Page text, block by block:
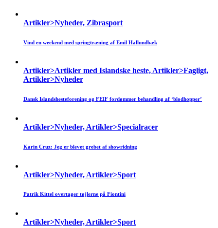
Artikler>Nyheder, Zibrasport
Vind en weekend med springtræning af Emil Hallundbæk
Artikler>Artikler med Islandske heste, Artikler>Fagligt,
Artikler>Nyheder
Dansk Islandshesteforening og FEIF fordømmer behandling af ‘blodhopper’
Artikler>Nyheder, Artikler>Specialracer
Karin Cruz: Jeg er blevet grebet af showridning
Artikler>Nyheder, Artikler>Sport
Patrik Kittel overtager tøjlerne på Fiontini
Artikler>Nyheder, Artikler>Sport